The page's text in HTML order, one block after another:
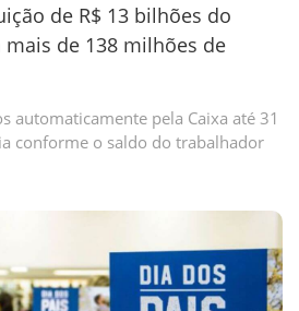
de R$ 13 bilhões do
mais de 138 milhões de
automaticamente pela Caixa até 31
conforme o saldo do trabalhador